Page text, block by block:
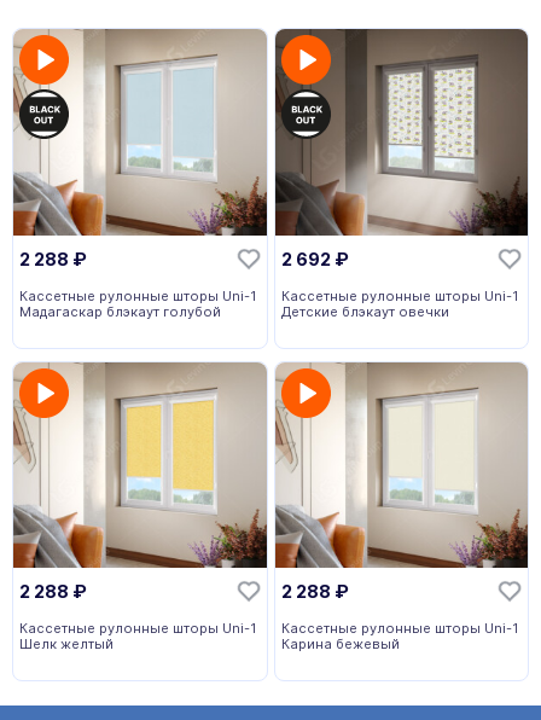
2 288 ₽
Кассетные рулонные шторы Uni-1
Мадагаскар блэкаут голубой
2 692 ₽
Кассетные рулонные шторы Uni-1
Детские блэкаут овечки
2 288 ₽
Кассетные рулонные шторы Uni-1
Шелк желтый
2 288 ₽
Кассетные рулонные шторы Uni-1
Карина бежевый